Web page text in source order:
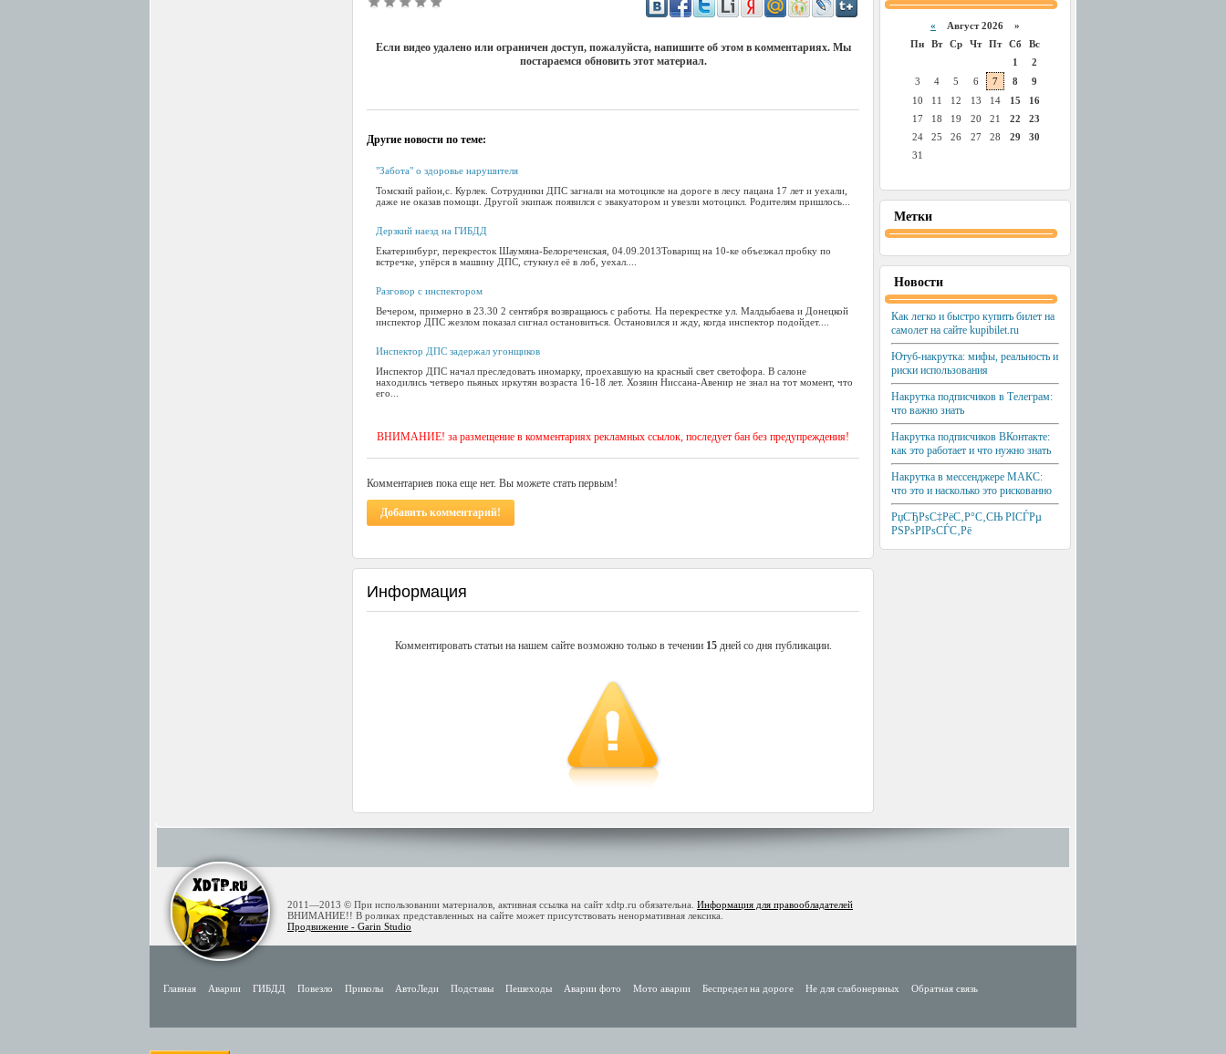
Если видео удалено или ограничен доступ, пожалуйста, напишите об этом в комментариях. Мы
постараемся обновить этот материал.
Другие новости по теме:
"Забота" о здоровье нарушителя
Томский район,с. Курлек. Сотрудники ДПС загнали на мотоцикле на дороге в лесу пацана 17 лет и уехали,
даже не оказав помощи. Другой экипаж появился с эвакуатором и увезли мотоцикл. Родителям пришлось...
Дерзкий наезд на ГИБДД
Екатеринбург, перекресток Шаумяна-Белореченская, 04.09.2013Товарищ на 10-ке объезжал пробку по
встречке, упёрся в машину ДПС, стукнул её в лоб, уехал....
Разговор с инспектором
Вечером, примерно в 23.30 2 сентября возвращаюсь с работы. На перекрестке ул. Малдыбаева и Донецкой
инспектор ДПС жезлом показал сигнал остановиться. Остановился и жду, когда инспектор подойдет....
Инспектор ДПС задержал угонщиков
Инспектор ДПС начал преследовать иномарку, проехавшую на красный свет светофора. В салоне
находились четверо пьяных иркутян возраста 16-18 лет. Хозяин Ниссана-Авенир не знал на тот момент, что
его...
ВНИМАНИЕ! за размещение в комментариях рекламных ссылок, последует бан без предупреждения!
Комментариев пока еще нет. Вы можете стать первым!
Добавить комментарий!
Информация
Комментировать статьи на нашем сайте возможно только в течении 15дней со дня публикации.
« Август 2026 »
Пн
Вт Ср Чт Пт Сб
Вс
1
2
3
4 5 6 7 8
9
10
11 12 13 14 15
16
17
18 19 20 21 22
23
24
25 26 27 28 29
30
31
Метки
Новости
Как легко и быстро купить билет на
самолет на сайте kupibilet.ru
Ютуб-накрутка: мифы, реальность и
риски использования
Накрутка подписчиков в Телеграм:
что важно знать
Накрутка подписчиков ВКонтакте:
как это работает и что нужно знать
Накрутка в мессенджере МАКС:
что это и насколько это рискованно
РџСЂРѕС‡РёС‚Р°С‚СЊ РІСЃРµ
РЅРѕРІРѕСЃС‚Рё
2011—2013 © При использовании материалов, активная ссылка на сайт xdtp.ru обязательна. Информация для правообладателей
ВНИМАНИЕ!! В роликах представленных на сайте может присутствовать ненормативная лексика.
Продвижение - Garin Studio
Главная Аварии ГИБДД Повезло Приколы АвтоЛеди Подставы Пешеходы Аварии фото Мото аварии Беспредел на дороге Не для слабонервных Обратная связь